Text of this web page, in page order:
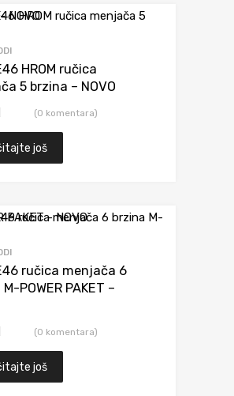
HROM ručica
5 brzina – NOVO
(0 komentara)
još
ručica menjača 6
POWER PAKET –
(0 komentara)
još